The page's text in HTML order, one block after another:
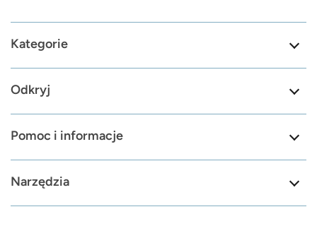
Kategorie
Odkryj
Pomoc i informacje
Narzędzia